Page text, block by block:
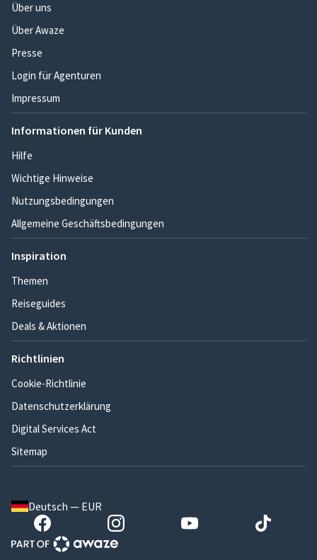
Über uns
Über Awaze
Presse
Login für Agenturen
Impressum
Informationen für Kunden
Hilfe
Wichtige Hinweise
Nutzungsbedingungen
Allgemeine Geschäftsbedingungen
Inspiration
Themen
Reiseguides
Deals & Aktionen
Richtlinien
Cookie-Richtlinie
Datenschutzerklärung
Digital Services Act
Sitemap
Deutsch — EUR